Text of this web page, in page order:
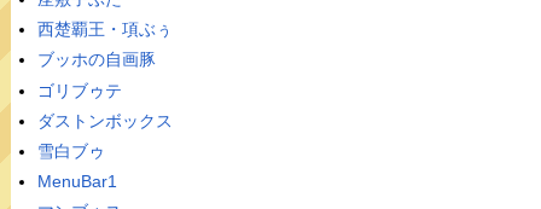
西楚覇王・項ぶぅ
ブッホの自画豚
ゴリブゥテ
ダストンボックス
雪白ブゥ
MenuBar1